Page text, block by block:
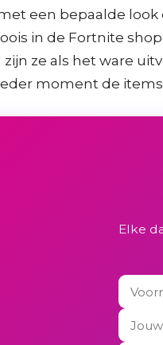
een bepaalde
in de Fortnite
ze als het ware
moment de
Elke